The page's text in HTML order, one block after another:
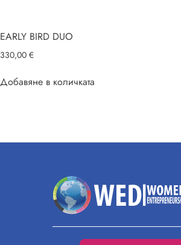
EARLY BIRD DUO
330,00 €
Добавяне в количката